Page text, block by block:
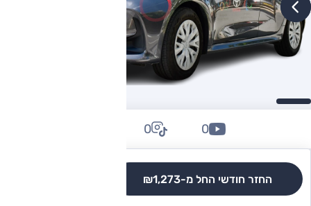
החזר חודשי החל מ-₪1,273
0
0